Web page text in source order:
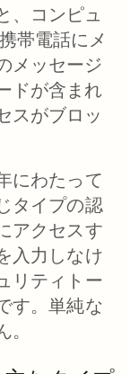
、コンピュ
帯電話にメ
メッセージ
ドが含まれ
スがブロッ
にわたって
タイプの認
アクセスす
入力しなけ
リティトー
す。単純な